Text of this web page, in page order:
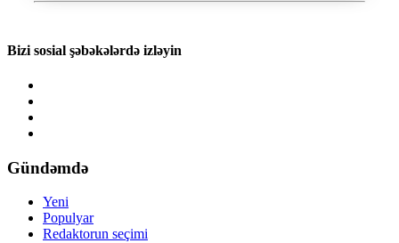
Bizi sosial şəbəkələrdə izləyin
Gündəmdə
Yeni
Populyar
Redaktorun seçimi